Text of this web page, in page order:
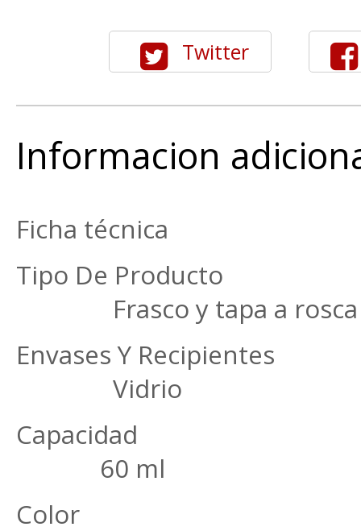
Twitter
Informacion
Ficha técnica
Tipo De
Frasco y tapa a rosca
Envases Y
Vidrio
60 ml